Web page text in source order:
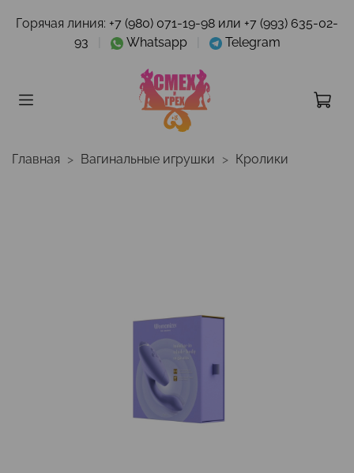
Горячая линия: +7 (980) 071-19-98 или +7 (993) 635-02-
93
Whatsapp Telegram
Главная Вагинальные игрушки Кролики